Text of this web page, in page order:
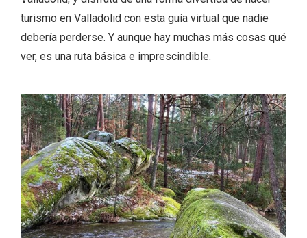
turismo en Valladolid con esta guía virtual que nadie
debería perderse. Y aunque hay muchas más cosas qué
ver, es una ruta básica e imprescindible.
Fiesta de los Fueros 2026 de Sepúlveda
y Feria de Artesanía